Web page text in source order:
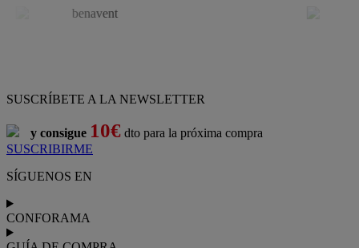
SUSCRÍBETE A LA NEWSLETTER
y consigue 10€ dto para la próxima compra
SUSCRIBIRME
SÍGUENOS EN
CONFORAMA